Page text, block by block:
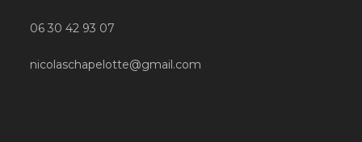
06 30 42 93 07
nicolaschapelotte@gmail.com